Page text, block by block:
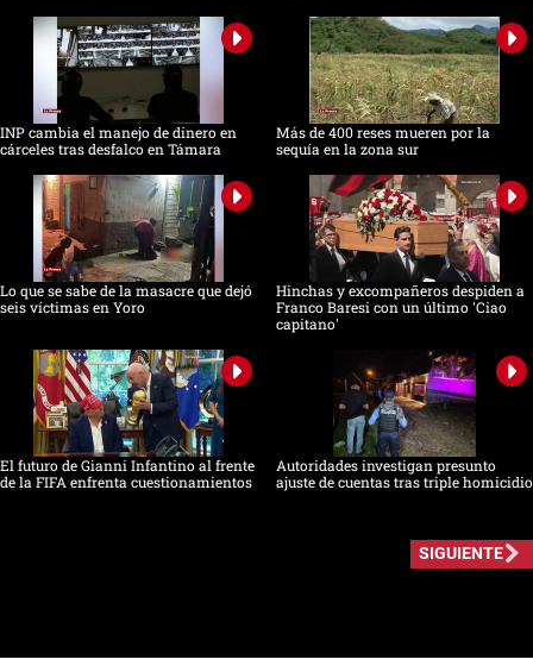
INP cambia el manejo de dinero en
cárceles tras desfalco en Támara
Más de 400 reses mueren por la
sequía en la zona sur
Lo que se sabe de la masacre que dejó
seis víctimas en Yoro
Hinchas y excompañeros despiden a
Franco Baresi con un último 'Ciao
capitano'
El futuro de Gianni Infantino al frente
de la FIFA enfrenta cuestionamientos
Autoridades investigan presunto
ajuste de cuentas tras triple homicidio
SIGUIENTE